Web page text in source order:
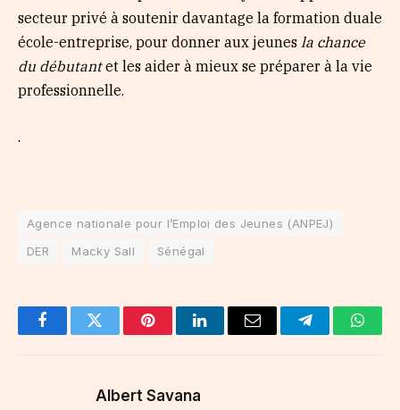
secteur privé à soutenir davantage la formation duale
école-entreprise, pour donner aux jeunes la chance
du débutantet les aider à mieux se préparer à la vie
professionnelle.
.
Agence nationale pour l’Emploi des Jeunes (ANPEJ)
DER
Macky Sall Sénégal
FacebookTwitter PinterestLinkedInEmail Telegram
Albert Savana